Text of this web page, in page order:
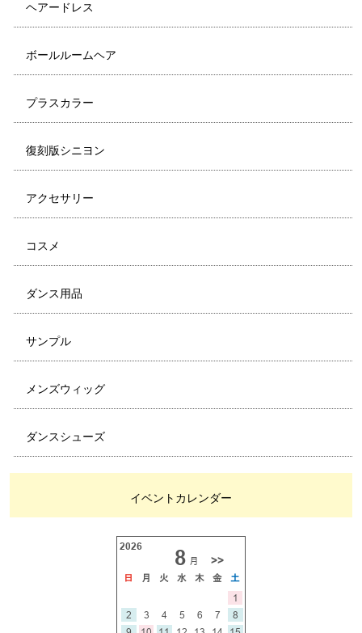
ヘアードレス
ボールルームヘア
プラスカラー
復刻版シニヨン
アクセサリー
コスメ
ダンス用品
サンプル
メンズウィッグ
ダンスシューズ
イベントカレンダー